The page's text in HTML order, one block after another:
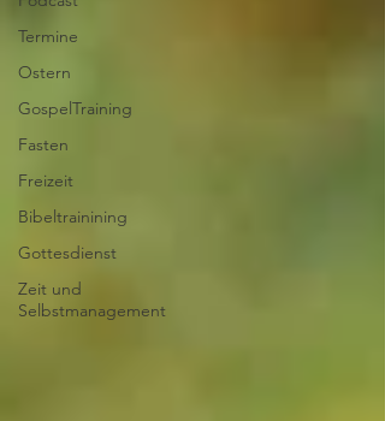
Termine
Ostern
GospelTraining
Fasten
Freizeit
Bibeltrainining
Gottesdienst
Zeit und
Selbstmanagement